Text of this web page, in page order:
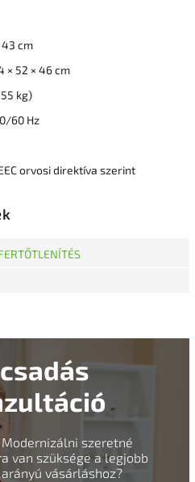
43 cm
× 52 × 46 cm
kg)
60 Hz
orvosi direktíva szerint
szeretné
van szüksége a legjobb
vásárláshoz?